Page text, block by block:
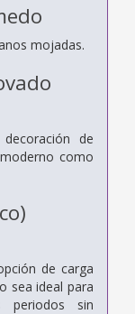
mojadas.
de
como
de carga
sea ideal para
periodos sin